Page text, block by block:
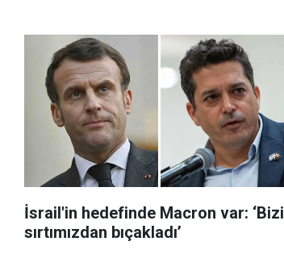
İsrail'in hedefinde Macron var: ‘Bizi
sırtımızdan bıçakladı’